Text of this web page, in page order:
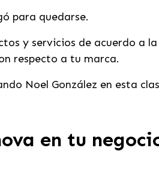
para quedarse.
y servicios de acuerdo a
respecto a tu marca.
Noel González en esta
en tu